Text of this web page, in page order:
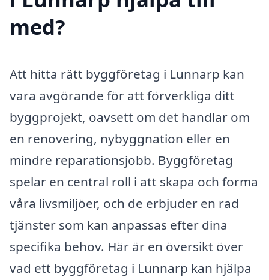
med?
Att hitta rätt byggföretag i Lunnarp kan
vara avgörande för att förverkliga ditt
byggprojekt, oavsett om det handlar om
en renovering, nybyggnation eller en
mindre reparationsjobb. Byggföretag
spelar en central roll i att skapa och forma
våra livsmiljöer, och de erbjuder en rad
tjänster som kan anpassas efter dina
specifika behov. Här är en översikt över
vad ett byggföretag i Lunnarp kan hjälpa